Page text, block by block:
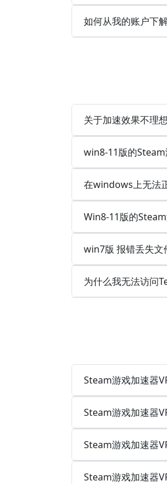
如何从我的账户下
关于加速效果不理
win8-11版的Steam
在windows上无法
Win8-11版的
win7版 报错丢失
为什么我无法访问
Steam游戏加速器
Steam游戏加速器
Steam游戏加速器
Steam游戏加速器